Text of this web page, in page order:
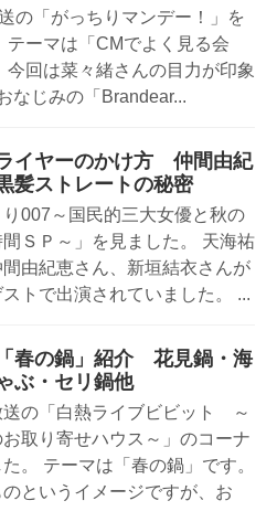
の「がっちりマンデー！」を
テーマは「CMでよく見る会
今回は菜々緒さんの目力が印象
なじみの「Brandear...
イヤーのかけ方 仲間由紀
髪ストレートの秘密
り007～国民的三大女優と秋の
ＳＰ～」を見ました。 天海祐
由紀恵さん、新垣結衣さんが
トで出演されていました。 ...
春の鍋」紹介 花見鍋・海
ぶ・セリ鍋他
送の「白熱ライブビビット ～
取り寄せハウス～」のコーナ
。 テーマは「春の鍋」です。
というイメージですが、お